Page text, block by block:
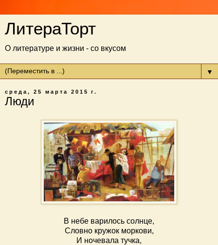
ЛитераТорт
О литературе и жизни - со вкусом
▼
среда, 25 марта 2015 г.
Люди
В небе варилось солнце,
Словно кружок моркови,
И ночевала тучка,